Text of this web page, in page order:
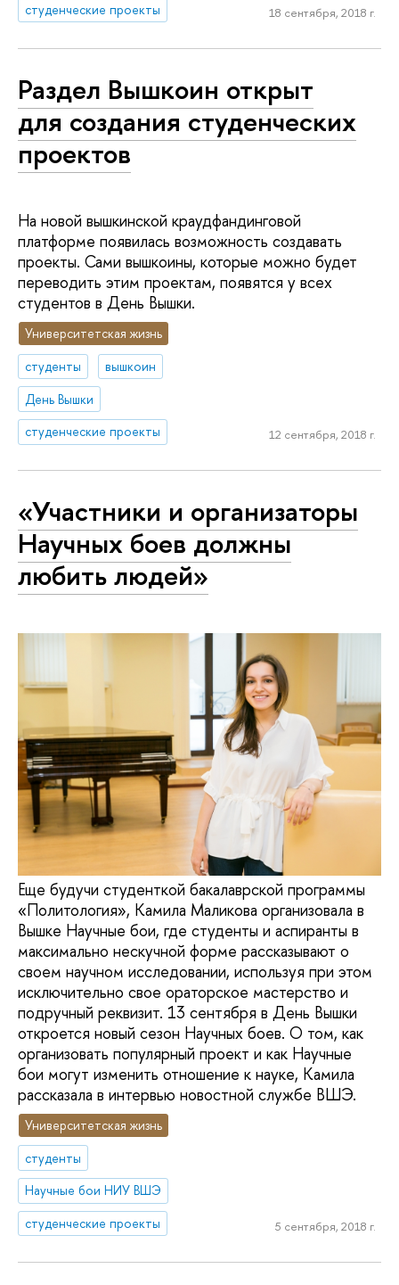
студенческие проекты
18 сентября, 2018 г.
Раздел Вышкоин открыт
для создания студенческих
проектов
На новой вышкинской краудфандинговой
платформе появилась возможность создавать
проекты. Сами вышкоины, которые можно будет
переводить этим проектам, появятся у всех
студентов в День Вышки.
Университетская жизнь
студенты
вышкоин
День Вышки
студенческие проекты
12 сентября, 2018 г.
«Участники и организаторы
Научных боев должны
любить людей»
Еще будучи студенткой бакалаврской программы
«Политология», Камила Маликова организовала в
Вышке Научные бои, где студенты и аспиранты в
максимально нескучной форме рассказывают о
своем научном исследовании, используя при этом
исключительно свое ораторское мастерство и
подручный реквизит. 13 сентября в День Вышки
откроется новый сезон Научных боев. О том, как
организовать популярный проект и как Научные
бои могут изменить отношение к науке, Камила
рассказала в интервью новостной службе ВШЭ.
Университетская жизнь
студенты
Научные бои НИУ ВШЭ
студенческие проекты
5 сентября, 2018 г.